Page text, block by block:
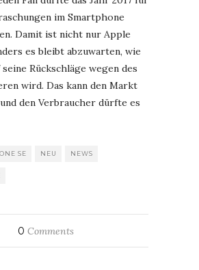
im Smartphone
Damit ist nicht nur Apple
es bleibt abzuwarten, wie
seine Rückschläge wegen des
wird. Das kann den Markt
den Verbraucher dürfte es
SE NEU NEWS
0 Comments